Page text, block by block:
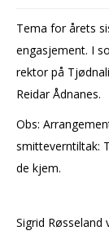
GI EI GÅVE
Tema for årets
engasjement. I
rektor på
Reidar Ådnanes.
Obs:
smitteverntiltak:
de kjem.
Sigrid